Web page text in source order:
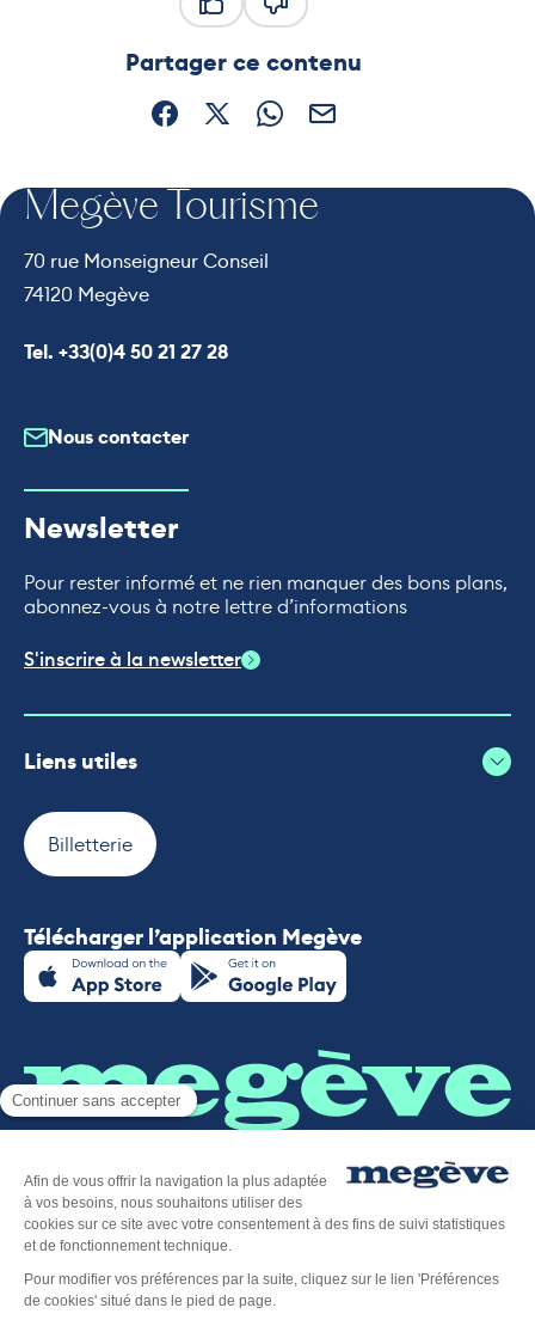
Partager ce contenu
Partager sur Facebook (nouvelle fenêtre)
Partager sur X / Twitter (nouvelle
Partager sur WhatsApp
Partager par mail
Megève Tourisme
70 rue Monseigneur Conseil
74120 Megève
Appeler le
Tel. +33(0)4 50 21 27 28
Nous contacter
Newsletter
Pour rester informé et ne rien manquer des bons plans,
abonnez-vous à notre lettre d’informations
S'inscrire à la newsletter
Liens utiles
Billetterie
Télécharger l’application Megève
Plan du site -Mentions légales-
Politique de confidentialité-Déclaration d’accessibilité
Megève tourisme
Made with
Ce site est protégé par reCAPTCHA. Les